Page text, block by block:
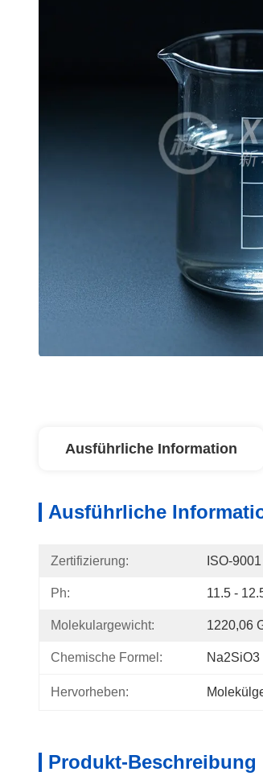
Ausführliche Information
Ausführliche
Zertifizierung: ISO-9001
Ph: 11.5 -
Molekulargewicht: 1220,06
Chemische Formel: Na2SiO3
Hervorheben:
Produkt-Beschreibung